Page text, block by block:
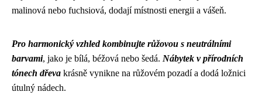
malinová nebo fuchsiová, dodají místnosti energii a vášeň.
Pro harmonický vzhled kombinujte růžovou s neutrálními
barvami, jako je bílá, béžová nebo šedá. Nábytek v přírodních
tónech dřeva krásně vynikne na růžovém pozadí a dodá ložnici
útulný nádech.